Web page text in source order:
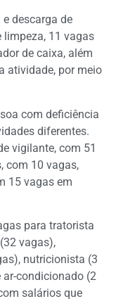
descarga de
limpeza, 11 vagas
de caixa, além
atividade, por meio
com deficiência
diferentes.
vigilante, com 51
com 10 vagas,
15 vagas em
para tratorista
vagas),
nutricionista (3
condicionado (2
salários que